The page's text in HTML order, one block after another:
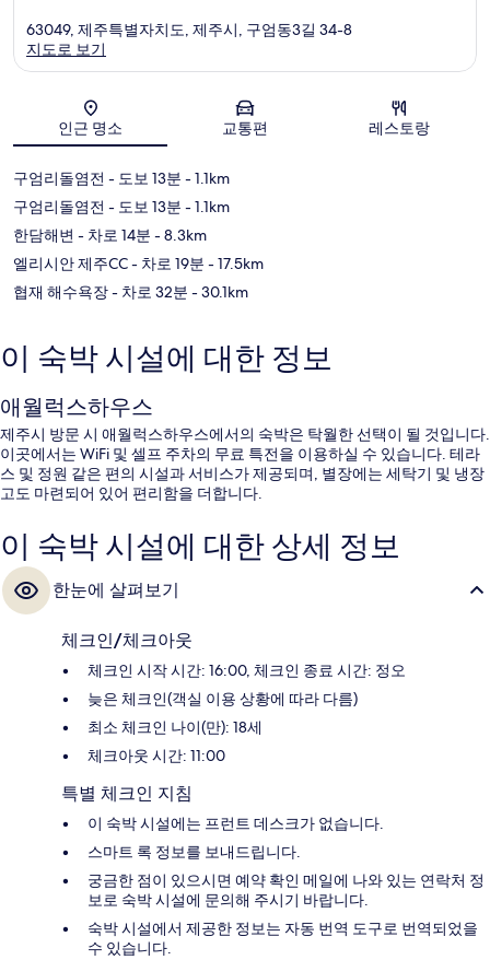
지도
63049, 제주특별자치도, 제주시, 구엄동3길 34-8
지도로 보기
인근 명소 교통편 레스토랑
구엄리돌염전 - 도보 13분 - 1.1km
구엄리돌염전 - 도보 13분 - 1.1km
한담해변 - 차로 14분 - 8.3km
엘리시안 제주CC- 차로 19분 - 17.5km
협재 해수욕장- 차로 32분 - 30.1km
이 숙박 시설에 대한 정보
애월럭스하우스
제주시 방문 시 애월럭스하우스에서의 숙박은 탁월한 선택이 될 것입니다.
이곳에서는 WiFi 및 셀프 주차의 무료 특전을 이용하실 수 있습니다. 테라
스 및 정원 같은 편의 시설과 서비스가 제공되며, 별장에는 세탁기 및 냉장
고도 마련되어 있어 편리함을 더합니다.
이 숙박 시설에 대한 상세 정보
한눈에 살펴보기
체크인/체크아웃
체크인 시작 시간: 16:00, 체크인 종료 시간: 정오
늦은 체크인(객실 이용 상황에 따라 다름)
최소 체크인 나이(만): 18세
체크아웃 시간: 11:00
특별 체크인 지침
이 숙박 시설에는 프런트 데스크가 없습니다.
스마트 록 정보를 보내드립니다.
궁금한 점이 있으시면 예약 확인 메일에 나와 있는 연락처 정
보로 숙박 시설에 문의해 주시기 바랍니다.
숙박 시설에서 제공한 정보는 자동 번역 도구로 번역되었을
수 있습니다.